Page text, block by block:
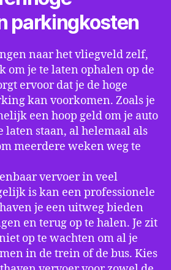
parkingkosten
naar het vliegveld zelf,
om je te laten ophalen op de
ervoor dat je de hoge
kan voorkomen. Zoals je
een hoop geld om je auto
laten staan, al helemaal als
meerdere weken weg te
vervoer in veel
is kan een professionele
je een uitweg bieden
en terug op te halen. Je zit
op te wachten om al je
in de trein of de bus. Kies